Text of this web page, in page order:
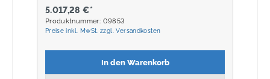
5.017,28 €*
Produktnummer: 09853
Preise inkl. MwSt. zzgl. Versandkosten
In den Warenkorb